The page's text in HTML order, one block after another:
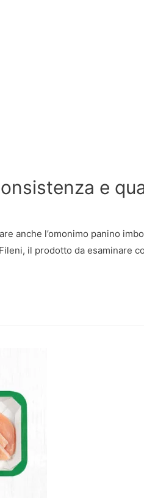
e
anche l’omonimo panino
il prodotto da esaminare